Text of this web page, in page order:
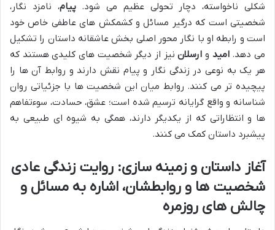
شکلی ناخواسته، دچار تحولی عظیم می شود.پیام، نامزد نگار،
شخصیتی است که درگیر مسائل و کشمکش های عاطفی خاص خود
است و رابطه او با نگار محور اصلی بخش عاشقانه داستان را تشکیل
می دهد.امید و ارسلاننیز از دیگر شخصیت های کلیدی هستند که
هر یک به نوعی در زندگی نگار و پیام نقش دارند و روابط آن ها را
پیچیده تر می کنند. روابط میان این شخصیت ها با جزئیاتی روان
شناسانه و واقع گرایانه ترسیم شده است؛ عشق، حسادت، سوءتفاهم
ها و انتظاراتی که از یکدیگر دارند، همگی به شیوه ای طبیعی به
پیشبرد داستان کمک می کنند.
آغاز داستان و زمینه سازی: روایت زندگی عادی
شخصیت ها و روابطشان، اشاره به مسائل و
چالش های روزمره